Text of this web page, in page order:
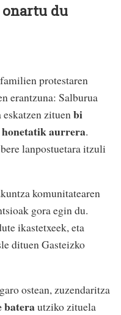
du
protestaren
erantzuna: Salburua
zituen bi
aurrera.
lanpostuetara itzuli
komunitatearen
gora egin du.
ikastetxeek, eta
dituen Gasteizko
ostean, zuzendaritza
baterautziko zituela